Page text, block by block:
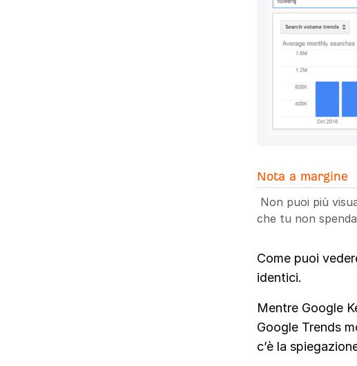
Nota a margine
Non puoi più
che tu non
Come puoi
identici.
Mentre Google
Google Trends
c’è la